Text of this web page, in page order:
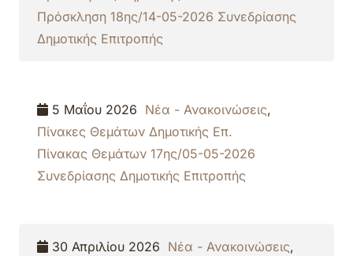
Πρόσκληση 18ης/14-05-2026 Συνεδρίασης
Δημοτικής Επιτροπής
5 Μαΐου 2026 Νέα - Ανακοινώσεις,
Πίνακες Θεμάτων Δημοτικής Επ.
Πίνακας Θεμάτων 17ης/05-05-2026
Συνεδρίασης Δημοτικής Επιτροπής
30 Απριλίου 2026 Νέα - Ανακοινώσεις,